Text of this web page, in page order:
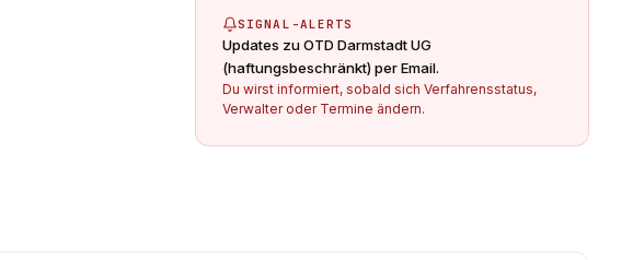
SIGNAL-ALERTS
Updates zuOTD Darmstadt UG
(haftungsbeschränkt)per Email.
Du wirst informiert, sobald sich Verfahrensstatus,
Verwalter oder Termine ändern.